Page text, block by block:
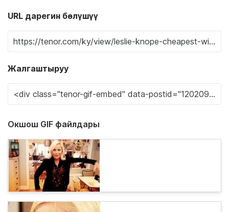
URL дарегин бөлүшүү
Жалгаштыруу
Окшош GIF файлдары